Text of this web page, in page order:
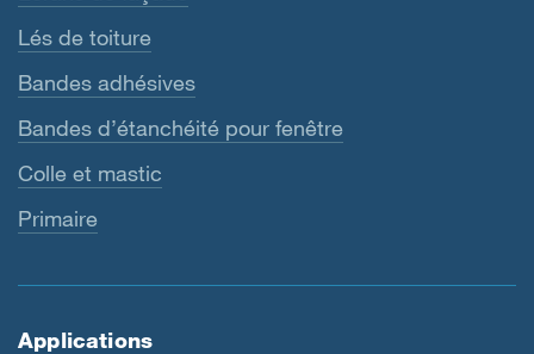
Lés de toiture
Bandes adhésives
Bandes d’étanchéité pour fenêtre
Colle et mastic
Primaire
Applications